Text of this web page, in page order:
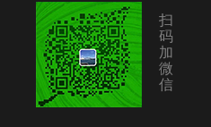
扫
码
加
微
信